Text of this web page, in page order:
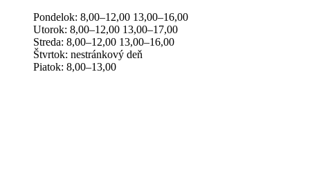
Pondelok: 8,00–12,00 13,00–16,00
Utorok: 8,00–12,00 13,00–17,00
Streda: 8,00–12,00 13,00–16,00
Štvrtok: nestránkový deň
Piatok: 8,00–13,00